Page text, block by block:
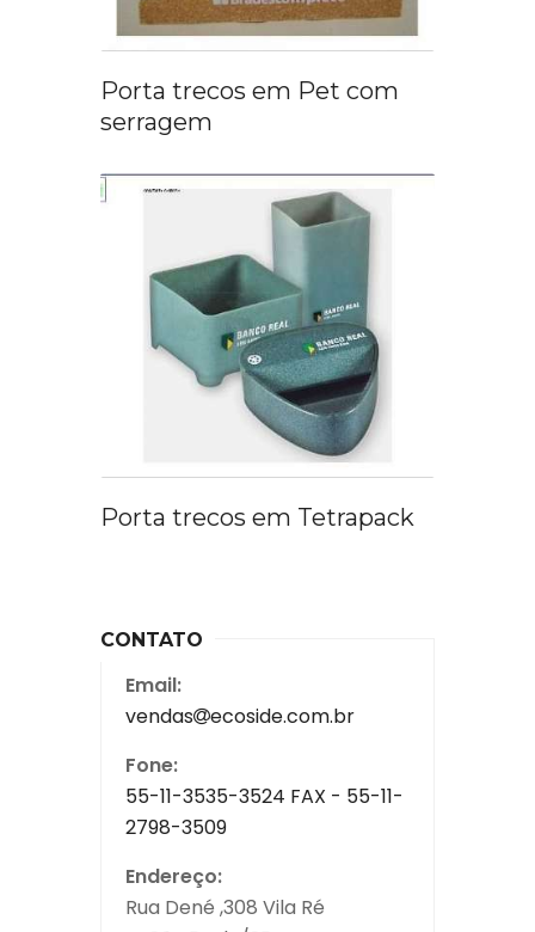
Porta trecos em Pet com
serragem
Porta trecos em Tetrapack
CONTATO
Email:
vendas
ecoside.com.br
Fone:
55-11-3535-3524 FAX - 55-11-
2798-3509
Endereço:
Rua Dené ,308 Vila Ré